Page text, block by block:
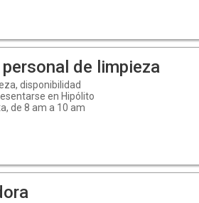
te interesa la
y referencias
de limpieza
disponibilidad
en Hipólito
de 8 am a 10 am